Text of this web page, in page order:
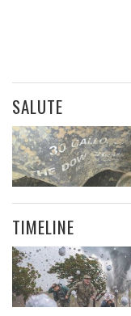
SALUTE
TIMELINE